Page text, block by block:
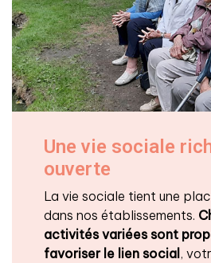
Une vie sociale
ouverte
La vie sociale tient une
dans nos établissements.
activités variées sont
favoriser le lien social ,